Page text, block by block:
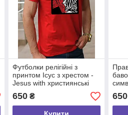
Футболки релігійні з
принтом Ісус з хрестом -
Jesus with християнські
бавовняні х/б розмір S
650₴ 650